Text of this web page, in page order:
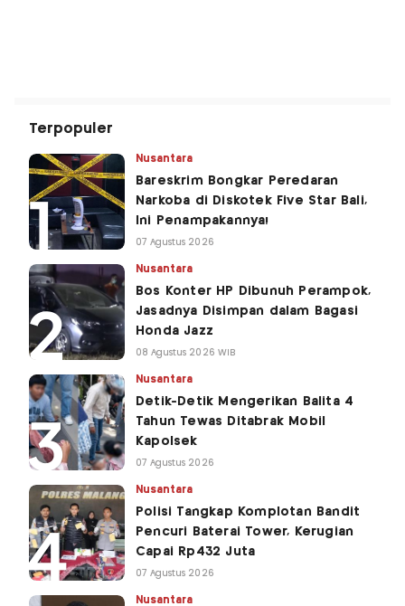
Terpopuler
Nusantara
Bareskrim Bongkar Peredaran
Narkoba di Diskotek Five Star Bali,
Ini Penampakannya!
07 Agustus 2026
Nusantara
Bos Konter HP Dibunuh Perampok,
Jasadnya Disimpan dalam Bagasi
Honda Jazz
08 Agustus 2026 WIB
Nusantara
Detik-Detik Mengerikan Balita 4
Tahun Tewas Ditabrak Mobil
Kapolsek
07 Agustus 2026
Nusantara
Polisi Tangkap Komplotan Bandit
Pencuri Baterai Tower, Kerugian
Capai Rp432 Juta
07 Agustus 2026
Nusantara